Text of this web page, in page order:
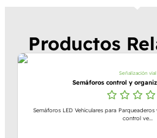
Productos
Señalización vial
Semáforos control y
Semáforos LED Vehiculares para
control ve...